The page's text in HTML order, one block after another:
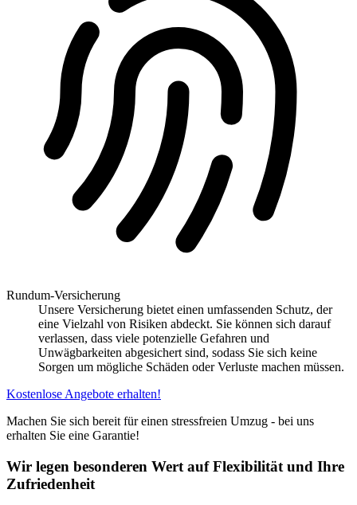
Rundum-Versicherung
Unsere Versicherung bietet einen umfassenden Schutz, der
eine Vielzahl von Risiken abdeckt. Sie können sich darauf
verlassen, dass viele potenzielle Gefahren und
Unwägbarkeiten abgesichert sind, sodass Sie sich keine
Sorgen um mögliche Schäden oder Verluste machen müssen.
Kostenlose Angebote erhalten!
Machen Sie sich bereit für einen stressfreien Umzug - bei uns
erhalten Sie eine Garantie!
Wir legen besonderen Wert auf Flexibilität und Ihre
Zufriedenheit